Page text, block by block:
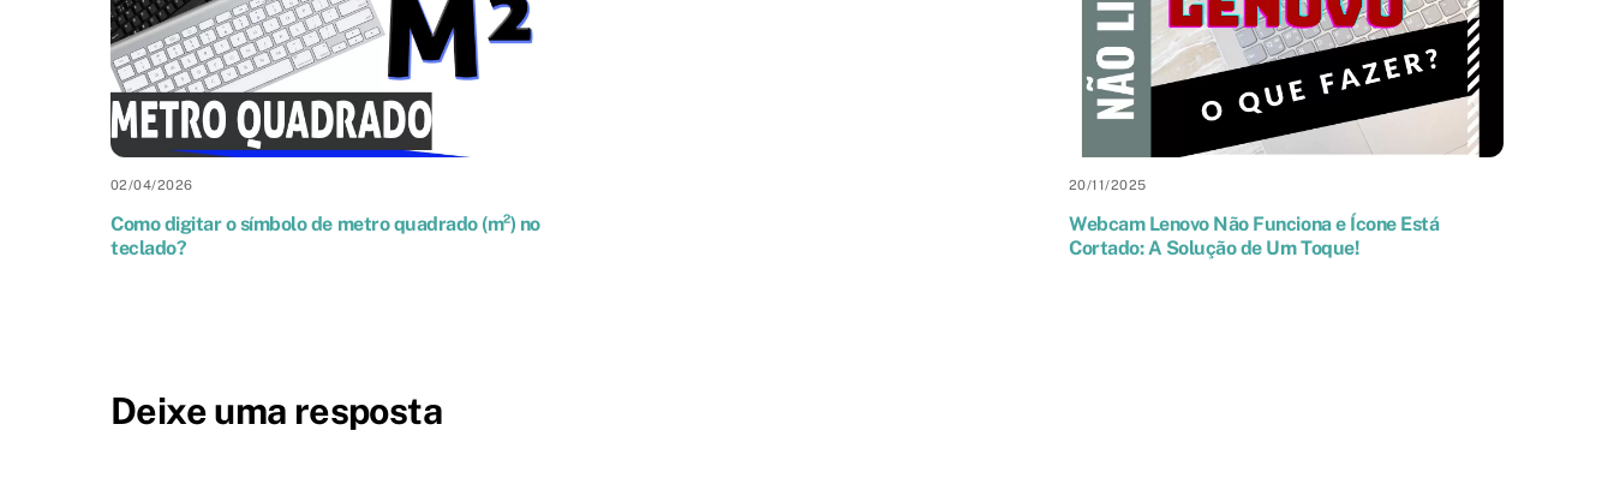
02/04/2026
Como digitar o símbolo de metro quadrado (m²) no
teclado?
20/11/2025
Webcam Lenovo Não Funciona e Ícone Está
Cortado: A Solução de Um Toque!
Deixe uma resposta